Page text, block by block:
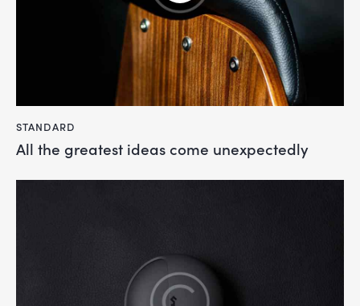
STANDARD
All the greatest ideas come unexpectedly